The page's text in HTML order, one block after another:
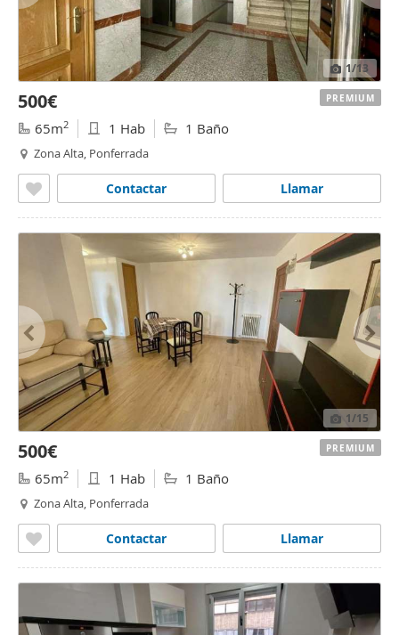
1/13
500€
65m2 1 Hab 1 Baño
Zona Alta, Ponferrada
Llamar
Contactar
PREMIUM
1/15
500€
65m2 1 Hab 1 Baño
Zona Alta, Ponferrada
Llamar
Contactar
PREMIUM